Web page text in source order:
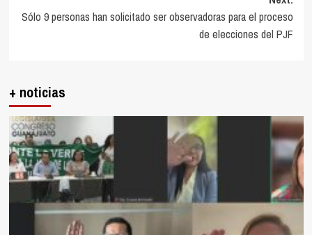
Sólo 9 personas han solicitado ser observadoras para el proceso
de elecciones del PJF
+ noticias